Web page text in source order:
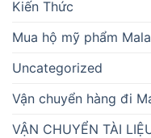
Kiến Thức
Mua hộ mỹ phẩm
Uncategorized
Vận chuyển hàng đi
VẬN CHUYỂN TÀI